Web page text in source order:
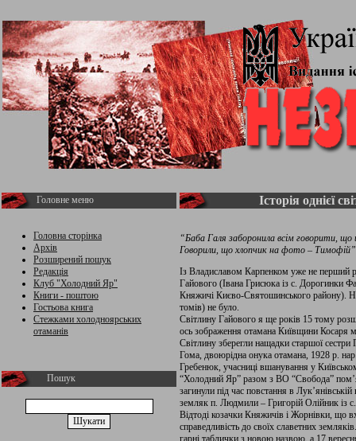
Головне меню
Головна сторінка
Архів
Розширений пошук
Редакція
Клуб "Холодний Яр"
Книги - поштою
Гостьова книга
Стежками холодноярських
отаманів
Пошук
Історія однієї
“Баба Галя заборонила всім говорити, що
Говорили, що хлопчик на фото – Тимофій”
Із Владиславом Карпенком уже не перший
Гайового (Івана Грисюка із с. Дорогинки
Княжичі Києво-Святошинського району).
томів) не було.
Світлину Гайового я ще років 15 тому
ось зображення отамана Київщини Косаря
Світлину зберегли нащадки старшої
Гома, двоюрідна онука отамана, 1928 р.
Гребенюк, учасниці вшанування у
“Холодний Яр” разом з ВО “Свобода”
загинули під час повстання в
земляк п. Людмили – Григорій Олійник із
Відтоді козачки Княжичів і Жорнівки, що
справедливість до своїх славетних
гарні таблички з новою назвою, а 17